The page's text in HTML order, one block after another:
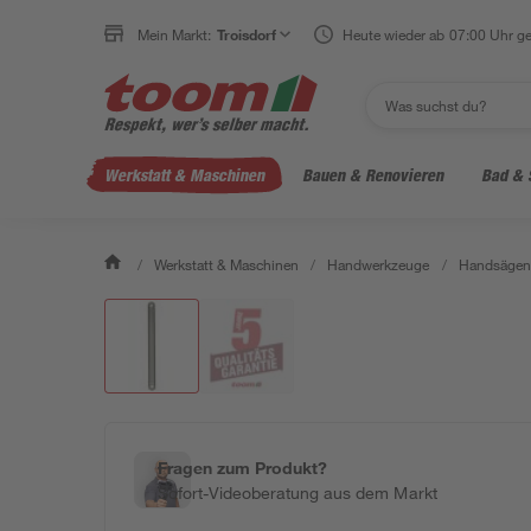
Mein Markt: Troisdorf Heute wieder ab 07:00 Uhr
Werkstatt & Maschinen Bauen & Renovieren Bad &
/ Werkstatt & Maschinen / Handwerkzeuge /
Fragen zum Produkt?
Sofort-Videoberatung aus dem Markt